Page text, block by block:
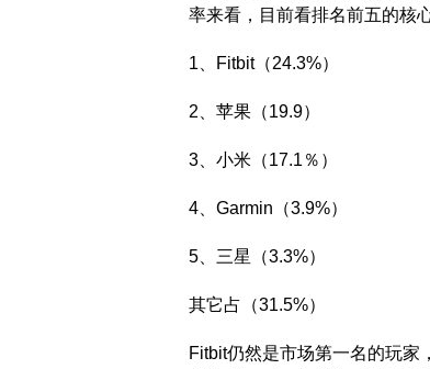
率来看，目前看排名前五的核
1、Fitbit（24.3%）
2、苹果（19.9）
3、小米（17.1％）
4、Garmin（3.9%）
5、三星（3.3%）
其它占（31.5%）
Fitbit仍然是市场第一名的玩家